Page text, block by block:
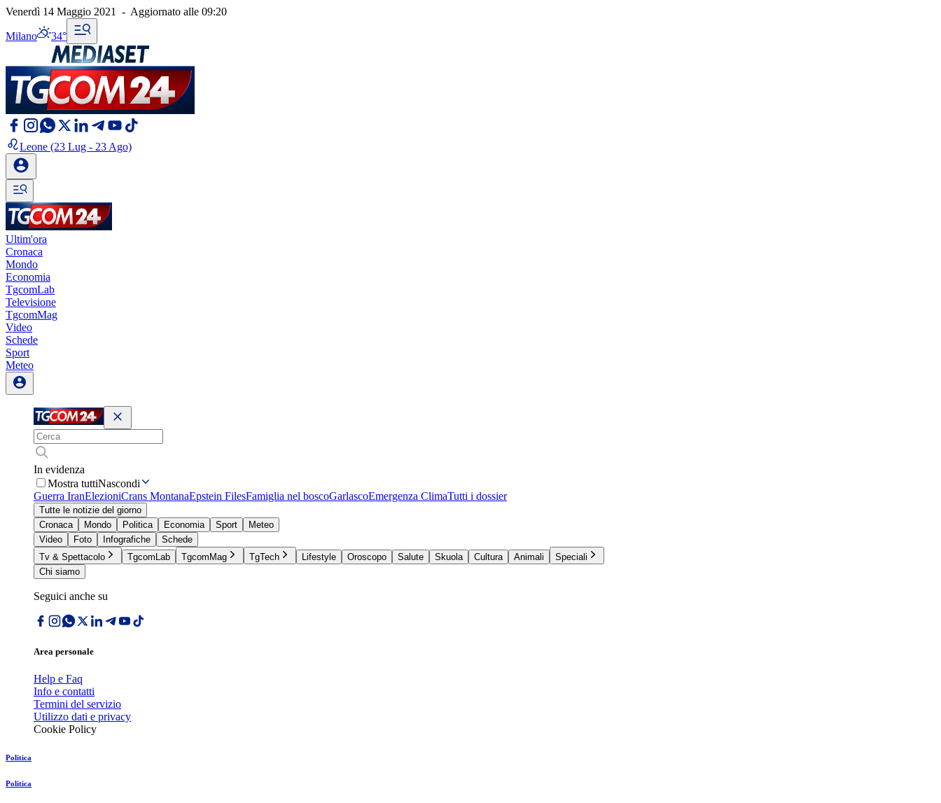
Venerdì 14 Maggio 2021 - Aggiornato alle 09:20
Milano 34°
Leone (23 Lug - 23 Ago)
Ultim'ora
Cronaca
Mondo
Economia
TgcomLab
Televisione
TgcomMag
Video
Schede
Sport
Meteo
In evidenza
Mostra tuttiNascondi
Guerra IranElezioniCrans MontanaEpstein FilesFamiglia nel boscoGarlascoEmergenza ClimaTutti i dossier
Tutte le notizie del giorno
Cronaca
Mondo Politica Economia Sport
Meteo
Video
Foto Infografiche
Schede
Tv & Spettacolo
TgcomLab TgcomMag TgTech Lifestyle Oroscopo Salute Skuola Cultura Animali
Speciali
Chi siamo
Seguici anche su
Area personale
Help e Faq
Info e contatti
Termini del servizio
Utilizzo dati e privacy
Cookie Policy
Politica
Politica